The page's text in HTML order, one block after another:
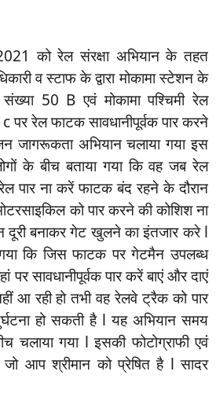
को रेल संरक्षा अभियान के तहत
व स्टाफ के द्वारा मोकामा स्टेशन के
50 B एवं मोकामा पश्चिमी रेल
पर रेल फाटक सावधानीपूर्वक पार करने
जागरूकता अभियान चलाया गया इस
के बीच बताया गया कि वह जब रेल
पार ना करें फाटक बंद रहने के दौरान
को पार करने की कोशिश ना
बनाकर गेट खुलने का इंतजार करे l
गया कि जिस फाटक पर गेटमैन उपलब्ध
पर सावधानीपूर्वक पार करें बाएं और दाएं
आ रही हो तभी वह रेलवे ट्रैक को पार
हो सकती है l यह अभियान समय
गया l इसकी फोटोग्राफी एवं
जो आप श्रीमान को प्रेषित है l सादर